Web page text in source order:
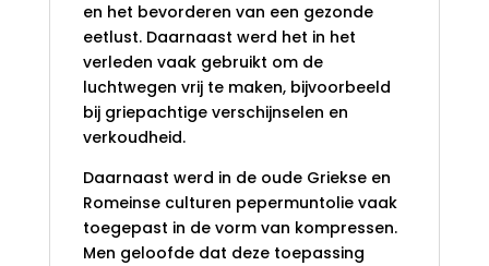
en het bevorderen van een gezonde
eetlust. Daarnaast werd het in het
verleden vaak gebruikt om de
luchtwegen vrij te maken, bijvoorbeeld
bij griepachtige verschijnselen en
verkoudheid.
Daarnaast werd in de oude Griekse en
Romeinse culturen pepermuntolie vaak
toegepast in de vorm van kompressen.
Men geloofde dat deze toepassing